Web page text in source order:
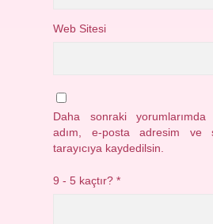
Web Sitesi
Daha sonraki yorumlarımda
adım, e-posta adresim ve
tarayıcıya kaydedilsin.
9 - 5 kaçtır?*